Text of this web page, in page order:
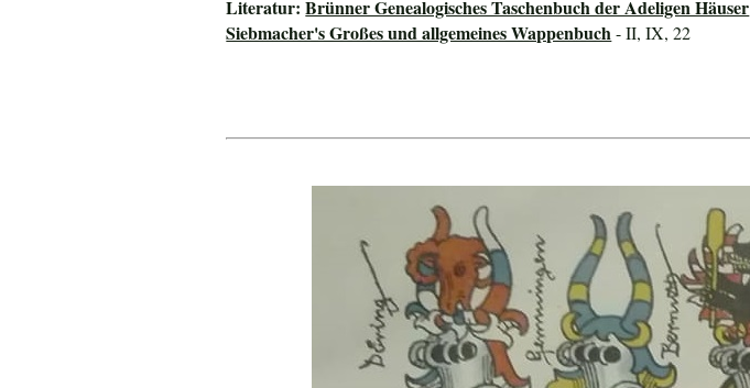
Literatur:Brünner Genealogisches Taschenbuch der Adeligen Häuser
Siebmacher's Großes und allgemeines Wappenbuch - II, IX, 22